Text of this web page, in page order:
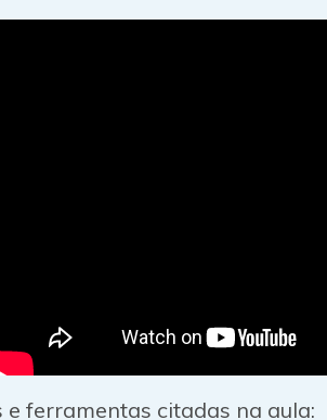
e ferramentas citadas na aula: